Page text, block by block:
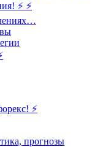
⚡ ⚡
⚡
прогнозы